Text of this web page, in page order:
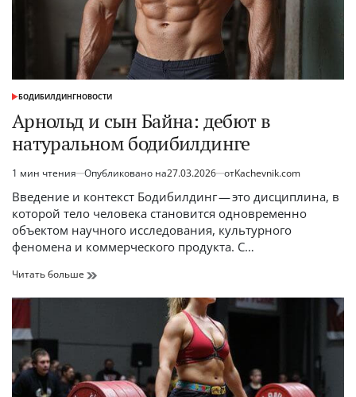
ОПУБЛИКОВАНО
БОДИБИЛДИНГНОВОСТИ
Арнольд и сын Байна: дебют в
натуральном бодибилдинге
Расчётное
время
чтения
1 мин чтения Опубликовано на27.03.2026 отKachevnik.com
Введение и контекст Бодибилдинг — это дисциплина, в
которой тело человека становится одновременно
объектом научного исследования, культурного
феномена и коммерческого продукта. С…
Читать больше Арнольд
сын
натуральном
бодибилдинге